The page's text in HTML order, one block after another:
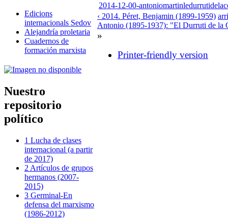
Edicions
internacionals Sedov
Alejandría proletaria
Cuadernos de
formación marxista
Nuestro
repositorio
político
1 Lucha de clases
internacional (a partir
de 2017)
2 Artículos de grupos
hermanos (2007-
2015)
3 Germinal-En
defensa del marxismo
(1986-2012)
2014-12-00-
‹ 2014. Péret, Benjamin (1899-1959)
Antonio (1895-1937): "El Durruti de la
»
Printer-friendly version